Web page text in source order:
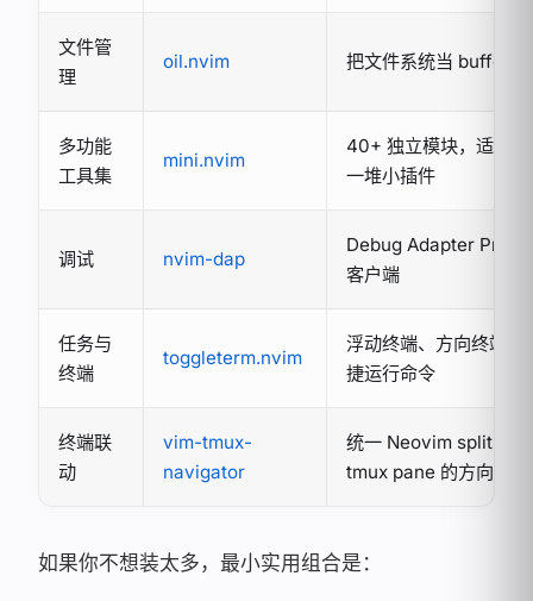
文件管
理
oil.nvim 把文件系统当 buffer
多功能
工具集
mini.nvim
40+ 独立模块，适合替
一堆小插件
调试 nvim-dap
Debug Adapter
客户端
任务与
终端
toggleterm.nvim
浮动终端、方向终端、
捷运行命令
终端联
动
vim-tmux-
navigator
统一 Neovim split 与
tmux pane 的方向切换
如果你不想装太多，最小实用组合是：